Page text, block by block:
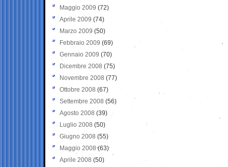
Maggio 2009 (72)
Aprile 2009 (74)
Marzo 2009 (50)
Febbraio 2009 (69)
Gennaio 2009 (70)
Dicembre 2008 (75)
Novembre 2008 (77)
Ottobre 2008 (67)
Settembre 2008 (56)
Agosto 2008 (39)
Luglio 2008 (50)
Giugno 2008 (55)
Maggio 2008(63)
Aprile 2008 (50)